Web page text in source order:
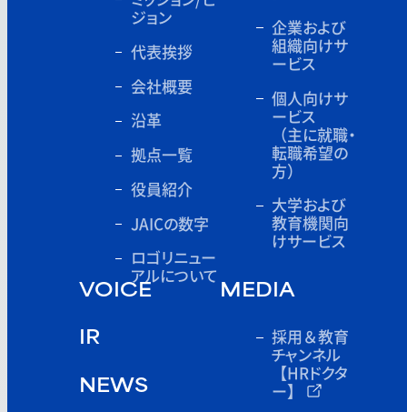
ジョン
代表挨拶
会社概要
沿革
拠点一覧
役員紹介
JAICの数字
ロゴリニュー
アルについて
企業および
組織向けサ
ービス
個人向けサ
ービス
（主に就職・
転職希望の
方）
大学および
教育機関向
けサービス
VOICE
IR
NEWS
MEDIA
採用＆教育
チャンネル
【HRドクタ
ー】